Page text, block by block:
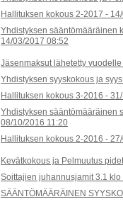
Hallituksen kokous 2-2017 -
Yhdistyksen sääntömääräinen
14/03/2017 08:52
Jäsenmaksut lähetetty
Yhdistyksen syyskokous ja
Hallituksen kokous 3-2016 -
Yhdistyksen sääntömääräinen
08/10/2016 11:20
Hallituksen kokous 2-2016 -
Kevätkokous ja Pelmuutus
Soittajien juhannusjamit 3.1
SÄÄNTÖMÄÄRÄINEN